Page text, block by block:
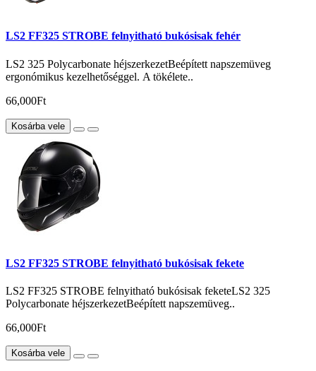
LS2 FF325 STROBE felnyitható bukósisak fehér
LS2 325 Polycarbonate héjszerkezetBeépített napszemüveg
ergonómikus kezelhetőséggel. A tökélete..
66,000Ft
Kosárba vele
LS2 FF325 STROBE felnyitható bukósisak fekete
LS2 FF325 STROBE felnyitható bukósisak feketeLS2 325
Polycarbonate héjszerkezetBeépített napszemüveg..
66,000Ft
Kosárba vele